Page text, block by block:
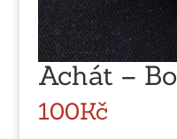
Achát –
100Kč